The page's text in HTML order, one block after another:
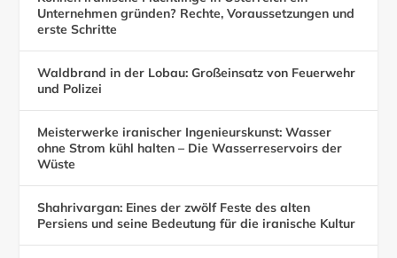
Unternehmen gründen? Rechte, Voraussetzungen und
erste Schritte
Waldbrand in der Lobau: Großeinsatz von Feuerwehr
und Polizei
Meisterwerke iranischer Ingenieurskunst: Wasser
ohne Strom kühl halten – Die Wasserreservoirs der
Wüste
Shahrivargan: Eines der zwölf Feste des alten
Persiens und seine Bedeutung für die iranische Kultur